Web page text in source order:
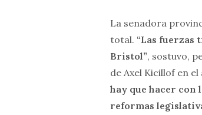
La senadora
total. “Las fuerzas
Bristol”, sostuvo,
de Axel Kicillof en
hay que hacer con
reformas